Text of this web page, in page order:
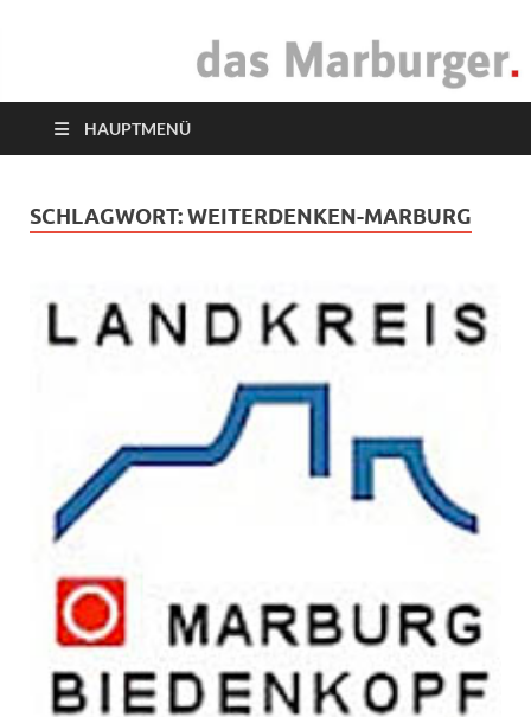
das Marburger.
HAUPTMENÜ
SCHLAGWORT:WEITERDENKEN-MARBURG